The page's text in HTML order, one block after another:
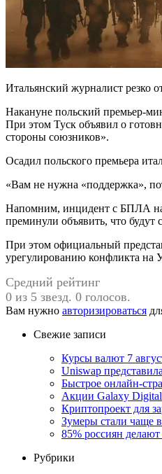
Итальянский журналист резко
Накануне польский премьер-
При этом Туск объявил о
стороны союзников».
Осадил польского премьера
«Вам не нужна «поддержка»,
Напомним, инцидент с БПЛА на
преминули объявить, что
При этом официальный
урегулированию конфликта на
Средний рейтинг
0 из 5 звезд. 0 голосов.
Вам нужно авторизироваться
Свежие записи
Курсы валют 7
Uniswap
Быстрое онлайн-
Акции Galaxy Digital
Криптопроект для
Зумеры стали чаще
85% россиян
Рубрики